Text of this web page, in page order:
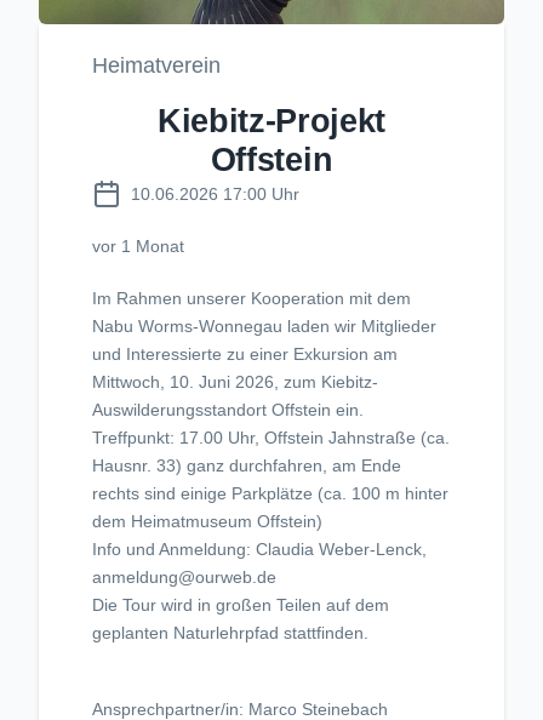
Heimatverein
Kiebitz-Projekt
Offstein
10.06.2026 17:00 Uhr
vor 1 Monat
Im Rahmen unserer Kooperation mit dem
Nabu Worms-Wonnegau laden wir Mitglieder
und Interessierte zu einer Exkursion am
Mittwoch, 10. Juni 2026, zum Kiebitz-
Auswilderungsstandort Offstein ein.
Treffpunkt: 17.00 Uhr, Offstein Jahnstraße (ca.
Hausnr. 33) ganz durchfahren, am Ende
rechts sind einige Parkplätze (ca. 100 m hinter
dem Heimatmuseum Offstein)
Info und Anmeldung: Claudia Weber-Lenck,
anmeldung@ourweb.de
Die Tour wird in großen Teilen auf dem
geplanten Naturlehrpfad stattfinden.
Ansprechpartner/in: Marco Steinebach